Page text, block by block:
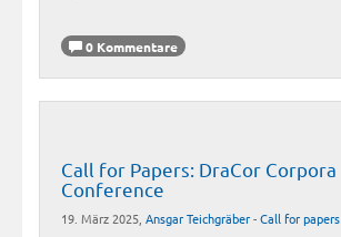
0 Kommentare
Call for Papers: DraCor Corpora
Conference
19. März 2025, Ansgar Teichgräber-Call for papers